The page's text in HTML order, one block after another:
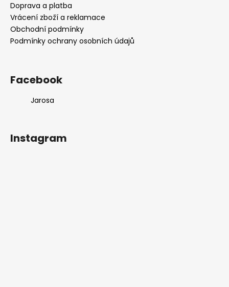
Doprava a platba
Vrácení zboží a reklamace
Obchodní podmínky
Podmínky ochrany osobních údajů
Facebook
Jarosa
Instagram